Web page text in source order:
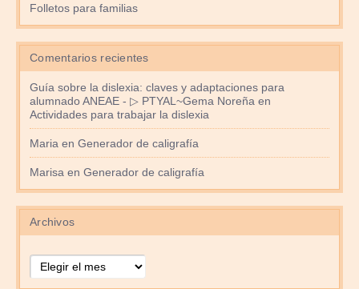
Folletos para familias
Comentarios recientes
Guía sobre la dislexia: claves y adaptaciones para
alumnado ANEAE - ▷ PTYAL~Gema Noreña en
Actividades para trabajar la dislexia
Maria en Generador de caligrafía
Marisa en Generador de caligrafía
Archivos